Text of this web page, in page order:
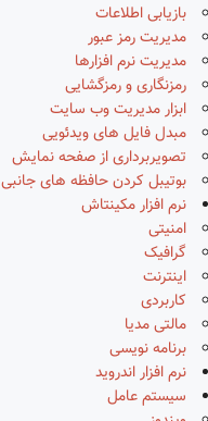
بازیابی اطلاعات
مدیریت رمز عبور
مدیریت نرم افزارها
رمزنگاری و رمزگشایی
ابزار مدیریت وب سایت
مبدل فایل های ویدئویی
تصویربرداری از صفحه نمایش
بوتیبل کردن حافظه های جانبی
نرم افزار مکینتاش
امنیتی
گرافیک
اینترنت
کاربردی
مالتی مدیا
برنامه نویسی
نرم افزار اندروید
سیستم عامل